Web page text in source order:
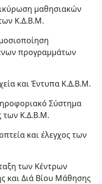
μαθησιακών
Κ.Δ.Β.Μ.
προγραμμάτων
και Έντυπα Κ.Δ.Β.Μ.
Σύστημα
των Κ.Δ.Β.Μ.
και έλεγχος των
των Κέντρων
και Διά Βίου Μάθησης